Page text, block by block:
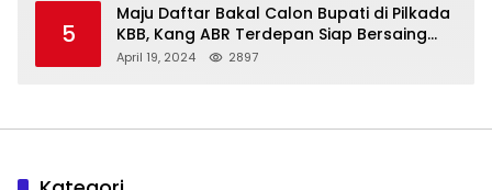
5
Maju Daftar Bakal Calon Bupati di Pilkada
KBB, Kang ABR Terdepan Siap Bersaing
Dengan Balon Lainnya
April 19, 2024 2897